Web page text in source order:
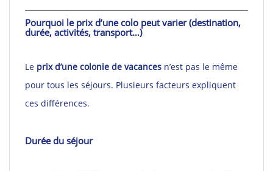
Pourquoi le prix d’une colo peut varier (destination,
durée, activités, transport…)
Le prix d’une colonie de vacances n’est pas le même
pour tous les séjours. Plusieurs facteurs expliquent
ces différences.
Durée du séjour